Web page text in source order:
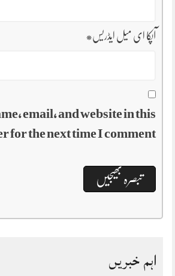
آپکا ای میل ایڈریس*
email, and website in this
for the next time I comment.
اہم خبریں